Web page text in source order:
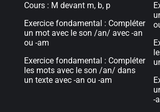
Cours : M devant m, b, p
Exercice fondamental : Compléter
un mot avec le son /an/ avec -an
ou -am
Exercice fondamental : Compléter
les mots avec le son /an/ dans
un texte avec -an ou -am
-